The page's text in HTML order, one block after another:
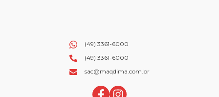
(49) 3361-6000
(49) 3361-6000
sac@maqdima.com.br